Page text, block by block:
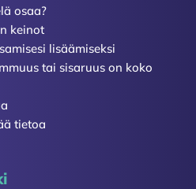
osaa?
keinot
lisäämiseksi
tai sisaruus on koko
tietoa